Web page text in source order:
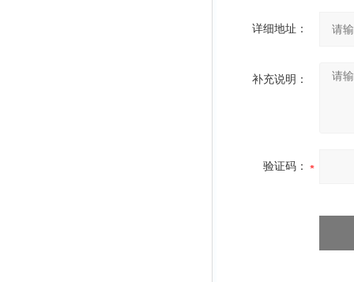
详细地址：
补充说明：
验证码：